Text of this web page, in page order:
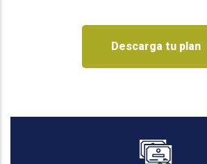
Descarga tu plan